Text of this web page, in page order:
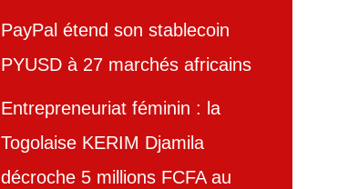
PayPal étend son stablecoin
PYUSD à 27 marchés africains
Entrepreneuriat féminin : la
Togolaise KERIM Djamila
décroche 5 millions FCFA au